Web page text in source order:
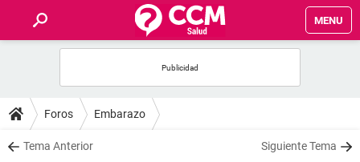
MENU
FOROS
SALUD
Foros Embarazo
Tema Anterior Siguiente Tema